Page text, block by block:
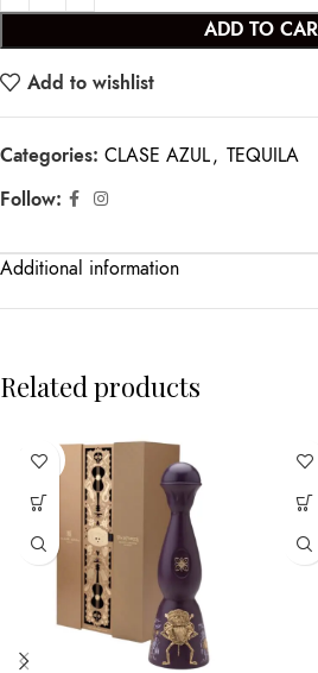
ADD TO
Add to wishlist
Categories: CLASE AZUL, TEQUILA
Follow:
Additional information
Related products
SOLD
OUT